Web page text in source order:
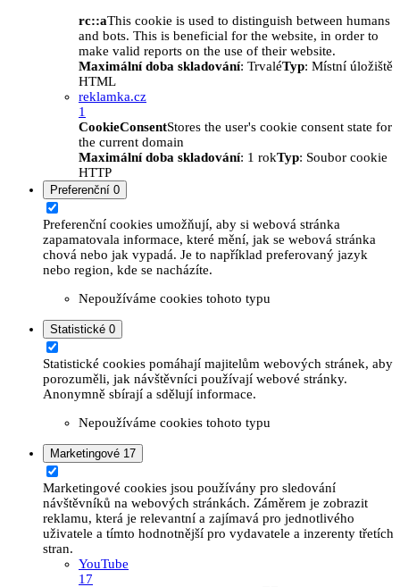
rc::aThis cookie is used to distinguish between humans
and bots. This is beneficial for the website, in order to
make valid reports on the use of their website.
Maximální doba skladování: TrvaléTyp: Místní úložiště
HTML
reklamka.cz
1
CookieConsentStores the user's cookie consent state for
the current domain
Maximální doba skladování: 1 rokTyp: Soubor cookie
HTTP
Preferenční 0
Preferenční cookies umožňují, aby si webová stránka
zapamatovala informace, které mění, jak se webová stránka
chová nebo jak vypadá. Je to například preferovaný jazyk
nebo region, kde se nacházíte.
Nepoužíváme cookies tohoto typu
Statistické 0
Statistické cookies pomáhají majitelům webových stránek, aby
porozuměli, jak návštěvníci používají webové stránky.
Anonymně sbírají a sdělují informace.
Nepoužíváme cookies tohoto typu
Marketingové 17
Marketingové cookies jsou používány pro sledování
návštěvníků na webových stránkách. Záměrem je zobrazit
reklamu, která je relevantní a zajímavá pro jednotlivého
uživatele a tímto hodnotnější pro vydavatele a inzerenty třetích
stran.
YouTube
17